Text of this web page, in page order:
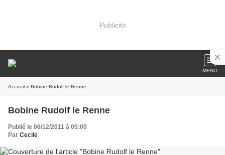
Publicité
MENU
Accueil » Bobine Rudolf le Renne
Bobine Rudolf le Renne
Publié le 06/12/2011 à 05:00
Par Cecile